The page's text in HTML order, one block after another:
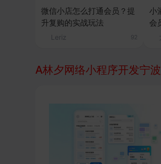
微信小店怎么打通会员？提
升复购的实战玩法
Leriz 92
小
会
A林夕网络小程序开发宁波